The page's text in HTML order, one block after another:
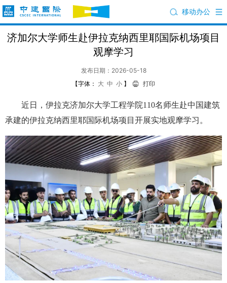
移动办公
济加尔大学师生赴伊拉克纳西里耶国际机场项目
观摩学习
发布日期：2026-05-18
【字体： 大 中 小 】 打印
近日，伊拉克济加尔大学工程学院110名师生赴中国建筑
承建的伊拉克纳西里耶国际机场项目开展实地观摩学习。